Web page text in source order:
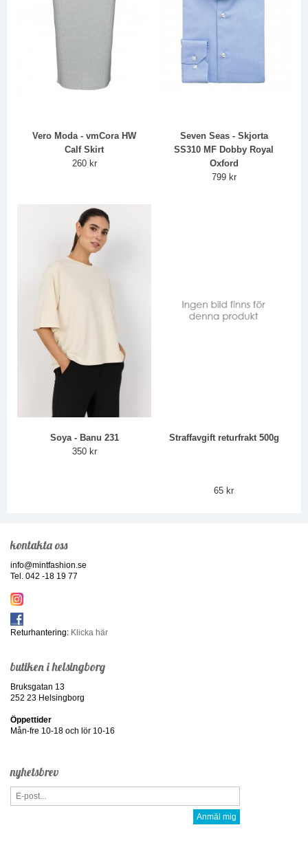
Vero Moda - vmCora HW
Calf Skirt
260 kr
Seven Seas - Skjorta
SS310 MF Dobby Royal
Oxford
799 kr
Soya - Banu 231
350 kr
Straffavgift returfrakt 500g
65 kr
kontakta oss
info@mintfashion.se
Tel. 042 -18 19 77
Returhantering: Klicka här
butiken i helsingborg
Bruksgatan 13
252 23 Helsingborg
Öppettider
Mån-fre 10-18 och lör 10-16
nyhetsbrev
Anmäl mig